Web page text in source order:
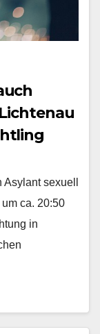
sexuell
ca. 20:50
in